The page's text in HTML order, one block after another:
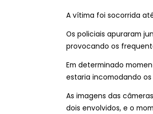
A vítima foi socorrida
Os policiais apuraram
provocando os
Em determinado
estaria incomodando
As imagens das
dois envolvidos, e o